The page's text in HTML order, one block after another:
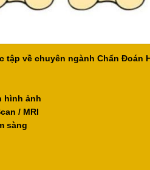
tập về chuyên ngành Chẩn Đoán
hình ảnh
/ MRI
sàng